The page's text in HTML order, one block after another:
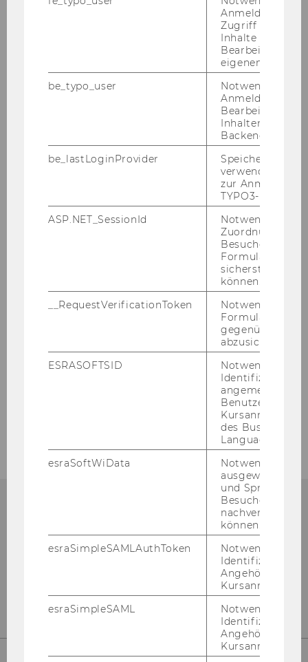
Podcast vom SEC
BEITRÄGE UNSERER MITGLIEDER
npoNewsletter 3/2021
npoNewsletter 4/2020
D2 - Welt­han­dels­platz 1
Anmeldung und
Zugriff auf
Inhalte oder zur
Bearbeitung des
eigenen Profils.
be_typo_user
Notwendig für
Anmeldung und
Bearbeitung von
Inhalten im
Backend.
be_lastLoginProvider
Speichert die
verwendete
zur Anmeldung
TYPO3-Backend.
ASP.NET_SessionId
Notwendig, um
Zuordnung von
Besucher zu
sicherstellen zu
können.
__RequestVerificationToken
Notwendig, um
gegenüber
abzusichern.
ESRASOFTSID
Notwendig zur
Identifizierung
angemeldeten
Benutzers im
des Business
Language
esraSoftWiData
Notwendig um
ausgewählte
und
Besuchers
nachverfolgen
können.
esraSimpleSAMLAuthToken
Notwendig zur
Identifizierung
Angehörige/r für
Kursanmeldung.
esraSimpleSAML
Notwendig zur
Identifizierung
Angehörige/r für
Kursanmeldung.